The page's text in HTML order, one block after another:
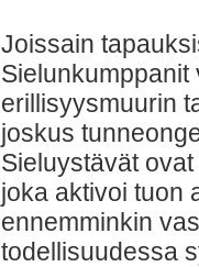
Joissain
erillisyysmuurin
joskus
Sieluystävät
joka aktivoi tuon
ennemminkin
todellisuudessa